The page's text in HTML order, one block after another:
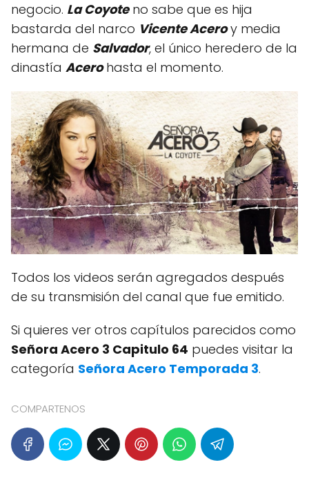
negocio. La Coyoteno sabe que es hija
bastarda del narco Vicente Aceroy media
hermana de Salvador, el único heredero de la
dinastía Acerohasta el momento.
Todos los videos serán agregados después
de su transmisión del canal que fue emitido.
Si quieres ver otros capítulos parecidos como
Señora Acero 3 Capitulo 64 puedes visitar la
categoría Señora Acero Temporada 3.
COMPARTENOS